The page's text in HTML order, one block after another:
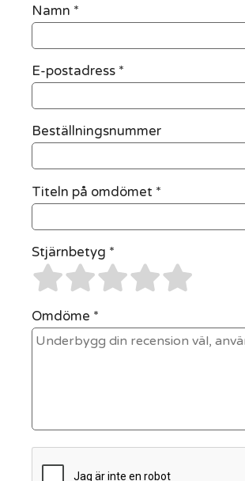
Namn *
E-postadress *
Beställningsnummer
Titeln på omdömet *
Stjärnbetyg *
Omdöme *